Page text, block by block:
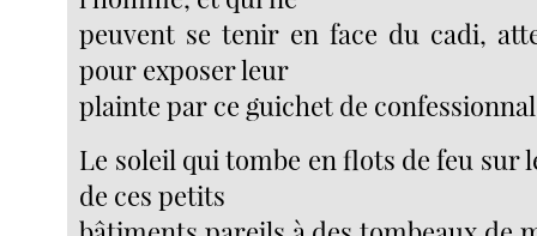
peuvent se tenir en face du cadi,
pour exposer leur
plainte par ce guichet de
Le soleil qui tombe en flots de feu sur
de ces petits